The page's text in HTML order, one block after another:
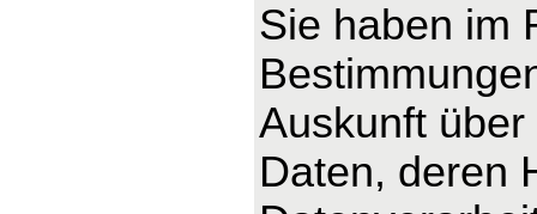
Sie haben im
Auskunft
Daten, deren